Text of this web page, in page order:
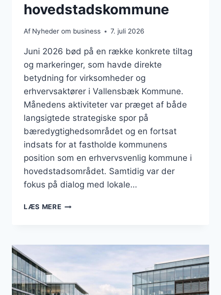
hovedstadskommune
Af Nyheder om business 7. juli 2026
Juni 2026 bød på en række konkrete tiltag
og markeringer, som havde direkte
betydning for virksomheder og
erhvervsaktører i Vallensbæk Kommune.
Månedens aktiviteter var præget af både
langsigtede strategiske spor på
bæredygtighedsområdet og en fortsat
indsats for at fastholde kommunens
position som en erhvervsvenlig kommune i
hovedstadsområdet. Samtidig var der
fokus på dialog med lokale…
LÆS MEREBUSINESS
2026
VIRKSOMHEDERNES
STÅSTED